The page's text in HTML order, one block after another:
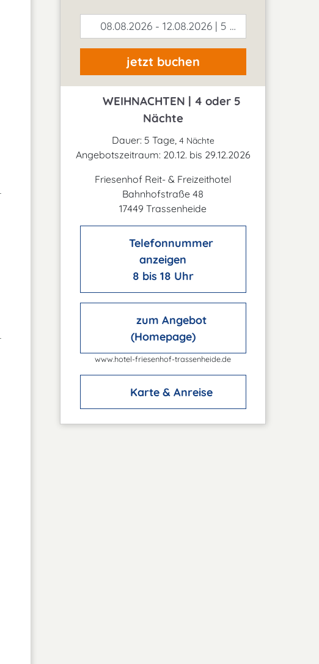
08.08.2026 - 12.08.2026 | 5 Tage
jetzt buchen
WEIHNACHTEN | 4 oder 5
Nächte
Dauer: 5 Tage, 4 Nächte
Angebotszeitraum: 20.12. bis 29.12.2026
Friesenhof Reit- & Freizeithotel
Bahnhofstraße 48
17449 Trassenheide
Telefonnummer
anzeigen
8 bis 18 Uhr
zum Angebot
(Homepage)
www.hotel-friesenhof-trassenheide.de
Karte & Anreise